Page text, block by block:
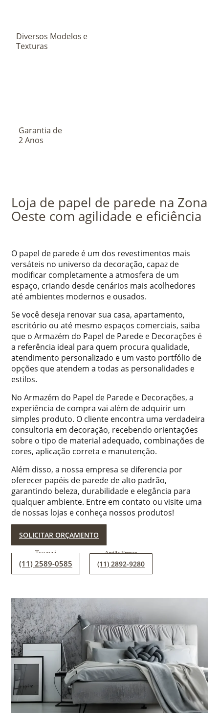
Diversos Modelos e
Texturas
Garantia de
2 Anos
Loja de papel de parede na Zona
Oeste com agilidade e eficiência
O papel de parede é um dos revestimentos mais
versáteis no universo da decoração, capaz de
modificar completamente a atmosfera de um
espaço, criando desde cenários mais acolhedores
até ambientes modernos e ousados.
Se você deseja renovar sua casa, apartamento,
escritório ou até mesmo espaços comerciais, saiba
que o Armazém do Papel de Parede e Decorações é
a referência ideal para quem procura qualidade,
atendimento personalizado e um vasto portfólio de
opções que atendem a todas as personalidades e
estilos.
No Armazém do Papel de Parede e Decorações, a
experiência de compra vai além de adquirir um
simples produto. O cliente encontra uma verdadeira
consultoria em decoração, recebendo orientações
sobre o tipo de material adequado, combinações de
cores, aplicação correta e manutenção.
Além disso, a nossa empresa se diferencia por
oferecer papéis de parede de alto padrão,
garantindo beleza, durabilidade e elegância para
qualquer ambiente. Entre em contato ou visite uma
de nossas lojas e conheça nossos produtos!
SOLICITAR ORÇAMENTO
(11) 2589-0585 (11) 2892-9280